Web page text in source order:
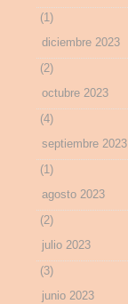
(1)
diciembre 2023
(2)
octubre 2023
(4)
septiembre 2023
(1)
agosto 2023
(2)
julio 2023
(3)
junio 2023